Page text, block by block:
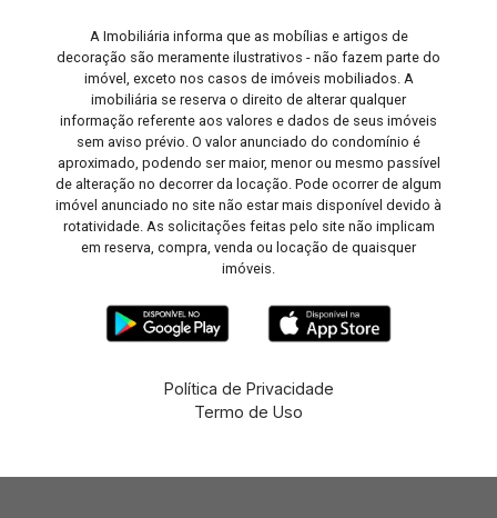
A Imobiliária informa que as mobílias e artigos de
decoração são meramente ilustrativos - não fazem parte do
imóvel, exceto nos casos de imóveis mobiliados. A
imobiliária se reserva o direito de alterar qualquer
informação referente aos valores e dados de seus imóveis
sem aviso prévio. O valor anunciado do condomínio é
aproximado, podendo ser maior, menor ou mesmo passível
de alteração no decorrer da locação. Pode ocorrer de algum
imóvel anunciado no site não estar mais disponível devido à
rotatividade. As solicitações feitas pelo site não implicam
em reserva, compra, venda ou locação de quaisquer
imóveis.
Política de Privacidade
Termo de Uso